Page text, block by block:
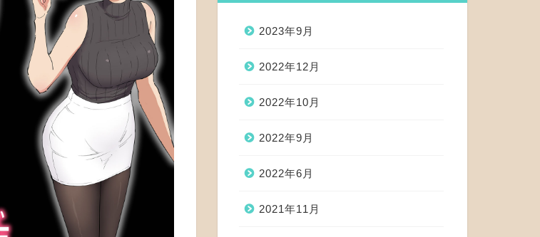
2023年9月
2022年12月
2022年10月
2022年9月
2022年6月
2021年11月